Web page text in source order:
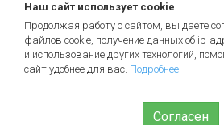
Репетиторам и
Брендируйте свою страницу и
своих услугах.
Наш сайт использует cookie
Продолжая работу с сайтом, вы даете
файлов cookie, получение данных об ip-
и использование других технологий,
сайт удобнее для вас. Подробнее
Согласен